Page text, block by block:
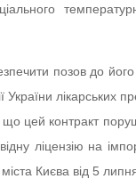
позов до
лікарських
цей контракт
ліцензію на
Києва від 5